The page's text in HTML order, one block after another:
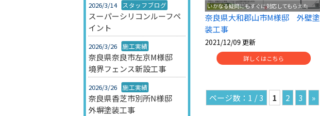
2026/3/14 スタッフブログ
スーパーシリコンルーフペ
イント
2026/3/26 施工実績
奈良県奈良市左京M様邸
境界フェンス新設工事
2026/3/26 施工実績
奈良県香芝市別所N様邸
外塀塗装工事
いかなる疑問にもすぐに対応してもらえた
奈良県大和郡山市M様邸 外壁塗
装工事
2021/12/09 更新
詳しくはこちら
1 / 3 1 2 3 »